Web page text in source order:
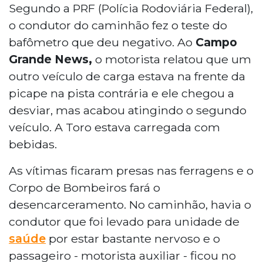
Segundo a PRF (Polícia Rodoviária Federal),
o condutor do caminhão fez o teste do
bafômetro que deu negativo. Ao Campo
Grande News, o motorista relatou que um
outro veículo de carga estava na frente da
picape na pista contrária e ele chegou a
desviar, mas acabou atingindo o segundo
veículo. A Toro estava carregada com
bebidas.
As vítimas ficaram presas nas ferragens e o
Corpo de Bombeiros fará o
desencarceramento. No caminhão, havia o
condutor que foi levado para unidade de
saúde por estar bastante nervoso e o
passageiro - motorista auxiliar - ficou no